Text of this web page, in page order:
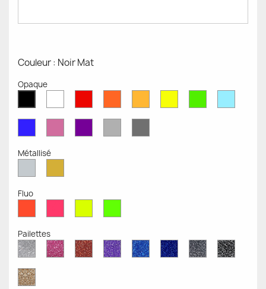
Couleur : Noir Mat
Opaque
Mat
Mat
Mat
Mat
Mate
OpaqueMat
Opaque
Mat
Mat
Mat
Clair
Foncé
Métallisé
MétalliséMétallique
Fluo
Fluo
Fluo
Fluo
Fluo
Pailettes
Diamant
Scintillant
Paillettes
Roses
Paillettes
Rouges
Paillettes
Violettes
Saphir
Bleu
Paillettes
Bleu
Gris
PailletéNoires
Paillettes
d'Or